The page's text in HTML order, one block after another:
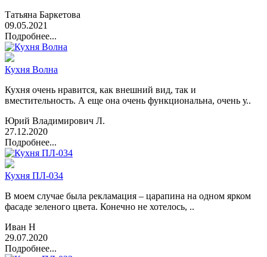
Татьяна Баркетова
09.05.2021
Подробнее...
Кухня Волна
Кухня очень нравится, как внешний вид, так и
вместительность. А еще она очень функциональна, очень у..
Юрий Владимирович Л.
27.12.2020
Подробнее...
Кухня ПЛ-034
В моем случае была рекламация – царапина на одном ярком
фасаде зеленого цвета. Конечно не хотелось, ..
Иван Н
29.07.2020
Подробнее...